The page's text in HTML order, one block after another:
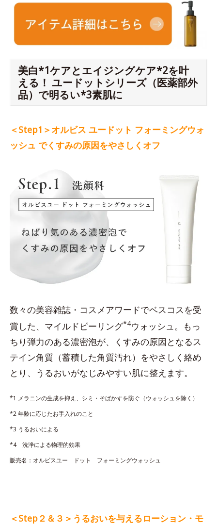
美白*1ケアとエイジングケア*2を叶
える！ ユードットシリーズ（医薬部外
品）で明るい*3素肌に
＜Step1＞オルビス ユードット フォーミングウォ
ッシュ でくすみの原因をやさしくオフ
数々の美容雑誌・コスメアワードでベスコスを受
賞した、マイルドピーリング*4ウォッシュ。もっ
ちり弾力のある濃密泡が、くすみの原因となるス
テイン角質（蓄積した角質汚れ）をやさしく絡め
とり、うるおいがなじみやすい肌に整えます。
*1 メラニンの生成を抑え、シミ・そばかすを防ぐ（ウォッシュを除く）
*2 年齢に応じたお手入れのこと
*3 うるおいによる
*4 洗浄による物理的効果
販売名：オルビスユー ドット フォーミングウォッシュ
＜Step２＆３＞うるおいを与えるローション・モ